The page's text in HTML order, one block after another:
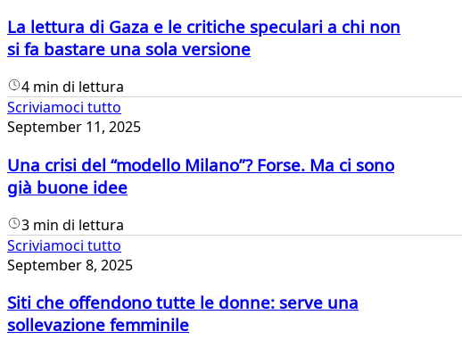
La lettura di Gaza e le critiche speculari a chi non
si fa bastare una sola versione
4 min di lettura
Scriviamoci tutto
September 11, 2025
Una crisi del “modello Milano”? Forse. Ma ci sono
già buone idee
3 min di lettura
Scriviamoci tutto
September 8, 2025
Siti che offendono tutte le donne: serve una
sollevazione femminile